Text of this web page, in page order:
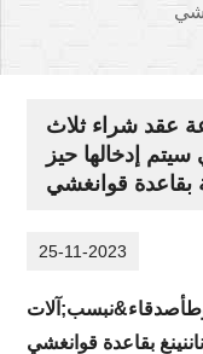
شراء ثلاث
إدخالها حيز
25-11-2023
أصدقاء&نبسب;آلات
بقاعدة قوانغشي